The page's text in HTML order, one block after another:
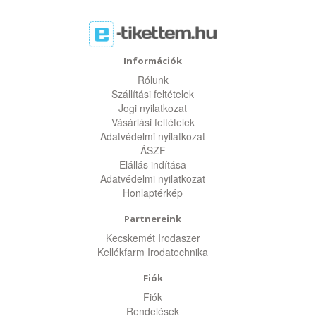
Információk
Rólunk
Szállítási feltételek
Jogi nyilatkozat
Vásárlási feltételek
Adatvédelmi nyilatkozat
ÁSZF
Elállás indítása
Adatvédelmi nyilatkozat
Honlaptérkép
Partnereink
Kecskemét Irodaszer
Kellékfarm Irodatechnika
Fiók
Fiók
Rendelések